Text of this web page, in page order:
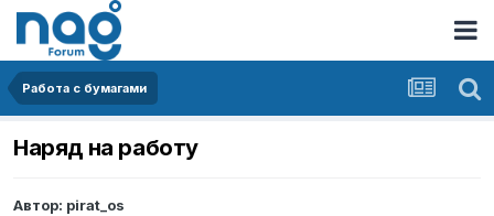
Работа с бумагами
Наряд на работу
Автор: pirat_os